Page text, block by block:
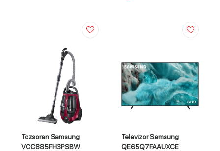
Tozsoran Samsung
VCC885FH3PSBW
Televizor Samsung
QE65Q7FAAUXCE